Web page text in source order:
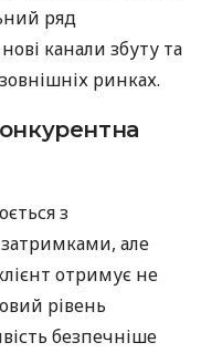
ряд
канали збуту та
ринках.
з
але
отримує не
рівень
безпечніше